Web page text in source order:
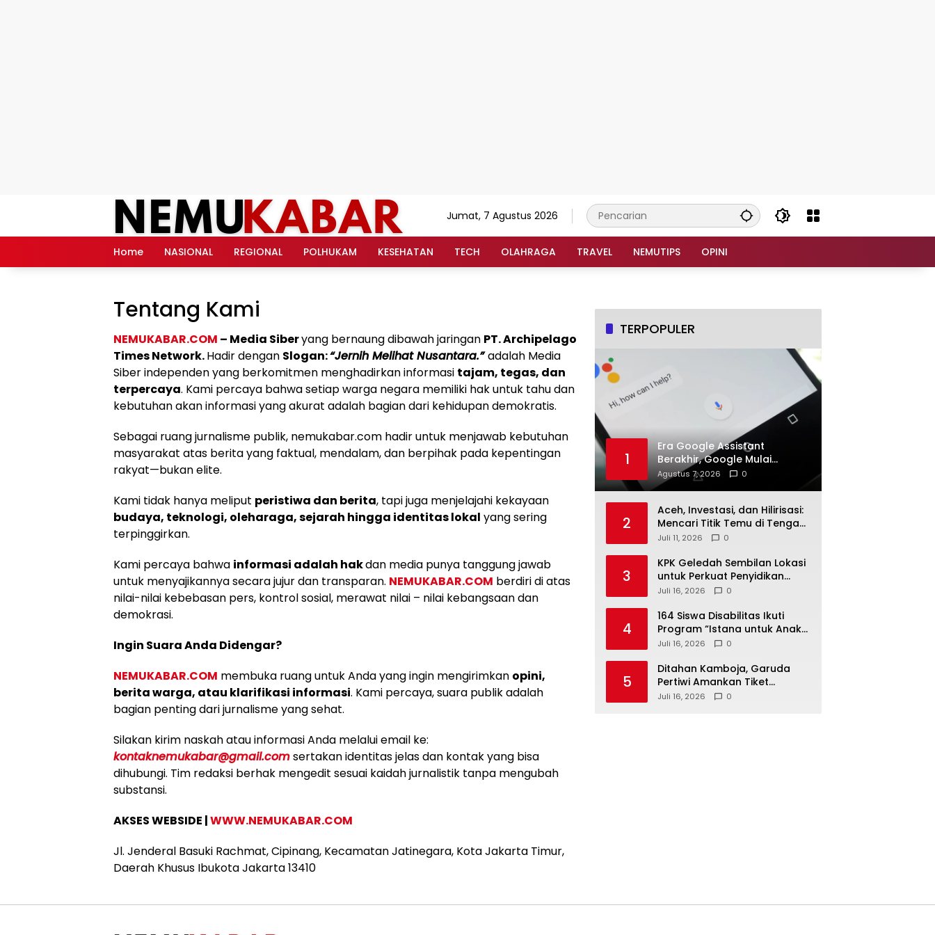
Jumat, 7 Agustus 2026
Home NASIONAL REGIONAL POLHUKAM KESEHATAN TECH OLAHRAGA TRAVEL NEMUTIPS OPINI
Tentang Kami
NEMUKABAR.COM – Media Siberyang bernaung dibawah jaringan PT. Archipelago
Times Network.Hadir dengan Slogan:“Jernih Melihat Nusantara.”adalah Media
Siber independen yang berkomitmen menghadirkan informasi tajam, tegas, dan
terpercaya. Kami percaya bahwa setiap warga negara memiliki hak untuk tahu dan
kebutuhan akan informasi yang akurat adalah bagian dari kehidupan demokratis.
Sebagai ruang jurnalisme publik, nemukabar.com hadir untuk menjawab kebutuhan
masyarakat atas berita yang faktual, mendalam, dan berpihak pada kepentingan
rakyat—bukan elite.
Kami tidak hanya meliput peristiwa dan berita, tapi juga menjelajahi kekayaan
budaya, teknologi, oleharaga, sejarah hingga identitas lokal yang sering
terpinggirkan.
Kami percaya bahwa informasi adalah hakdan media punya tanggung jawab
untuk menyajikannya secara jujur dan transparan. NEMUKABAR.COM berdiri di atas
nilai-nilai kebebasan pers, kontrol sosial, merawat nilai – nilai kebangsaan dan
demokrasi.
Ingin Suara Anda Didengar?
NEMUKABAR.COM membuka ruang untuk Anda yang ingin mengirimkan opini,
berita warga, atau klarifikasi informasi. Kami percaya, suara publik adalah
bagian penting dari jurnalisme yang sehat.
Silakan kirim naskah atau informasi Anda melalui email ke:
kontaknemukabar@gmail.comsertakan identitas jelas dan kontak yang bisa
dihubungi. Tim redaksi berhak mengedit sesuai kaidah jurnalistik tanpa mengubah
substansi.
AKSES WEBSIDE |WWW.NEMUKABAR.COM
Jl. Jenderal Basuki Rachmat, Cipinang, Kecamatan Jatinegara, Kota Jakarta Timur,
Daerah Khusus Ibukota Jakarta 13410
TERPOPULER
1
Era Google Assistant
Berakhir, Google Mulai
Migrasikan Pengguna ke
Gemini Secara Bertahap
Agustus 7, 2026 0
2
Aceh, Investasi, dan Hilirisasi:
Mencari Titik Temu di Tengah
Polemik Blok Andaman
Juli 11, 2026 0
3
KPK Geledah Sembilan Lokasi
untuk Perkuat Penyidikan
Dugaan Pemerasan Bupati
Juli 16, 2026 0
4
164 Siswa Disabilitas Ikuti
Program “Istana untuk Anak
Sekolah”, Kenali Sejarah
Juli 16, 2026 0
5
Ditahan Kamboja, Garuda
Pertiwi Amankan Tiket
Semifinal Piala AFF Putri 2026
Juli 16, 2026 0